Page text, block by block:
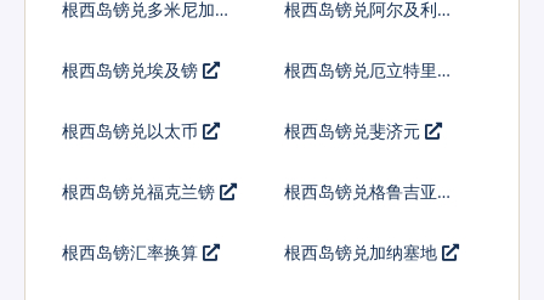
根西岛镑兑多米尼加比
根西岛镑兑阿尔及利亚
根西岛镑兑埃及镑
根西岛镑兑厄立特里亚
根西岛镑兑以太币 根西岛镑兑斐济元
根西岛镑兑福克兰镑
根西岛镑兑格鲁吉亚拉
根西岛镑汇率换算 根西岛镑兑加纳塞地